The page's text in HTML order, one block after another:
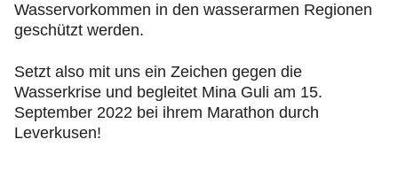
Wasservorkommen in den wasserarmen Regionen
geschützt werden.
Setzt also mit uns ein Zeichen gegen die
Wasserkrise und begleitet Mina Guli am 15.
September 2022 bei ihrem Marathon durch
Leverkusen!